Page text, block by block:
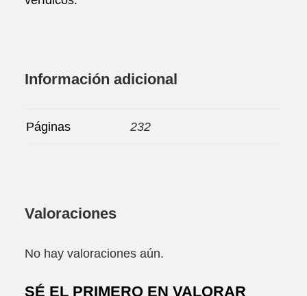
Información adicional
Páginas 232
Valoraciones
No hay valoraciones aún.
SÉ EL PRIMERO EN VALORAR